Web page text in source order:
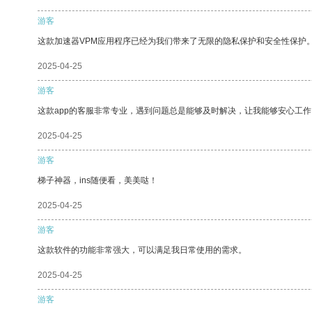
游客
这款加速器VPM应用程序已经为我们带来了无限的隐私保护和安全性保护
2025-04-25
游客
这款app的客服非常专业，遇到问题总是能够及时解决，让我能够安心工
2025-04-25
游客
梯子神器，ins随便看，美美哒！
2025-04-25
游客
这款软件的功能非常强大，可以满足我日常使用的需求。
2025-04-25
游客